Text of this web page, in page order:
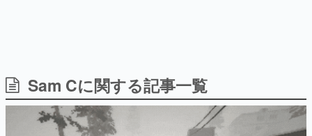
「経験値」「裏技」「ラスボス」… ゲームにまつわる言葉
の起源や用法の変遷を、コンピューター文化史研究家・タ
イニーP氏が徹底調査。